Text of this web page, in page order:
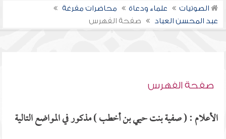
الصوتيات علماء ودعاة
محاضرات مفرغة
عبد المحسن العباد
صفحة الفهرس
صفحة الفهرس
الأعلام : ( صفية بنت حيي بن أخطب ) مذكور في المواضع التالية